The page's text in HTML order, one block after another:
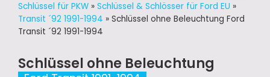
Schlüssel für PKW » Schlüssel & Schlösser für Ford EU »
Transit ´92 1991-1994 » Schlüssel ohne Beleuchtung Ford
Transit ´92 1991-1994
Schlüssel ohne Beleuchtung